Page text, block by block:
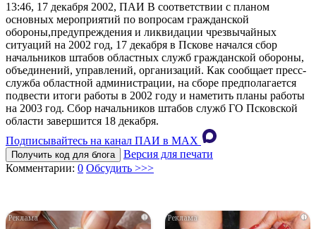
13:46, 17 декабря 2002, ПАИ В соответствии с планом
основных мероприятий по вопросам гражданской
обороны,предупреждения и ликвидации чрезвычайных
ситуаций на 2002 год, 17 декабря в Пскове начался сбор
начальников штабов областных служб гражданской обороны,
объединений, управлений, организаций. Как сообщает пресс-
служба областной администрации, на сборе предполагается
подвести итоги работы в 2002 году и наметить планы работы
на 2003 год. Сбор начальников штабов служб ГО Псковской
области завершится 18 декабря.
Подписывайтесь на канал ПАИ в MAХ
Получить код для блога
Версия для печати
Комментарии: 0 Обсудить >>>
i i